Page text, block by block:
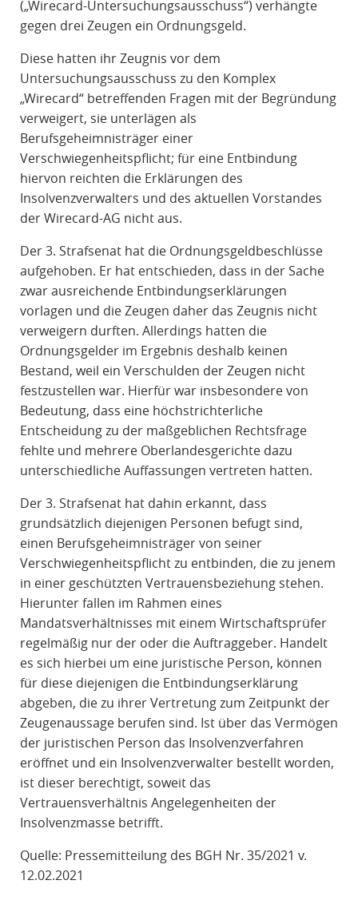
(„Wirecard-Untersuchungsausschuss“) verhängte
gegen drei Zeugen ein Ordnungsgeld.
Diese hatten ihr Zeugnis vor dem
Untersuchungsausschuss zu den Komplex
„Wirecard“ betreffenden Fragen mit der Begründung
verweigert, sie unterlägen als
Berufsgeheimnisträger einer
Verschwiegenheitspflicht; für eine Entbindung
hiervon reichten die Erklärungen des
Insolvenzverwalters und des aktuellen Vorstandes
der Wirecard-AG nicht aus.
Der 3. Strafsenat hat die Ordnungsgeldbeschlüsse
aufgehoben. Er hat entschieden, dass in der Sache
zwar ausreichende Entbindungserklärungen
vorlagen und die Zeugen daher das Zeugnis nicht
verweigern durften. Allerdings hatten die
Ordnungsgelder im Ergebnis deshalb keinen
Bestand, weil ein Verschulden der Zeugen nicht
festzustellen war. Hierfür war insbesondere von
Bedeutung, dass eine höchstrichterliche
Entscheidung zu der maßgeblichen Rechtsfrage
fehlte und mehrere Oberlandesgerichte dazu
unterschiedliche Auffassungen vertreten hatten.
Der 3. Strafsenat hat dahin erkannt, dass
grundsätzlich diejenigen Personen befugt sind,
einen Berufsgeheimnisträger von seiner
Verschwiegenheitspflicht zu entbinden, die zu jenem
in einer geschützten Vertrauensbeziehung stehen.
Hierunter fallen im Rahmen eines
Mandatsverhältnisses mit einem Wirtschaftsprüfer
regelmäßig nur der oder die Auftraggeber. Handelt
es sich hierbei um eine juristische Person, können
für diese diejenigen die Entbindungserklärung
abgeben, die zu ihrer Vertretung zum Zeitpunkt der
Zeugenaussage berufen sind. Ist über das Vermögen
der juristischen Person das Insolvenzverfahren
eröffnet und ein Insolvenzverwalter bestellt worden,
ist dieser berechtigt, soweit das
Vertrauensverhältnis Angelegenheiten der
Insolvenzmasse betrifft.
Quelle: Pressemitteilung des BGH Nr. 35/2021 v.
12.02.2021